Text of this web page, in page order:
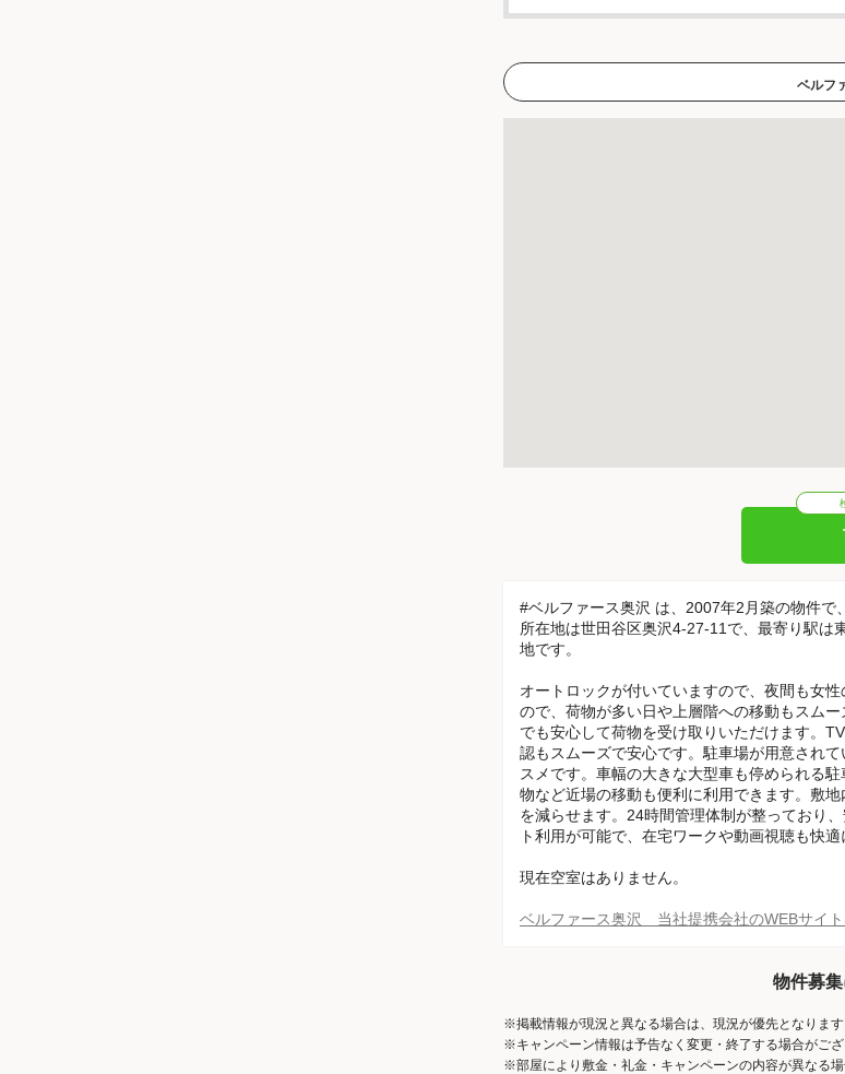
ベルフ
#ベルファース奥沢 は、2007年2月築の物件で
所在地は世田谷区奥沢4-27-11で、最寄り駅は
地です。
オートロックが付いていますので、夜間も女
ので、荷物が多い日や上層階への移動もスム
でも安心して荷物を受け取りいただけます。
認もスムーズで安心です。駐車場が用意され
スメです。車幅の大きな大型車も停められる
物など近場の移動も便利に利用できます。敷
を減らせます。24時間管理体制が整っており
ト利用が可能で、在宅ワークや動画視聴も快適
現在空室はありません。
ベルファース奥沢 当社提携会社のWEBサイト
物件募
※掲載情報が現況と異なる場合は、現況が優先となります
※キャンペーン情報は予告なく変更・終了する場合がご
※部屋により敷金・礼金・キャンペーンの内容が異なる